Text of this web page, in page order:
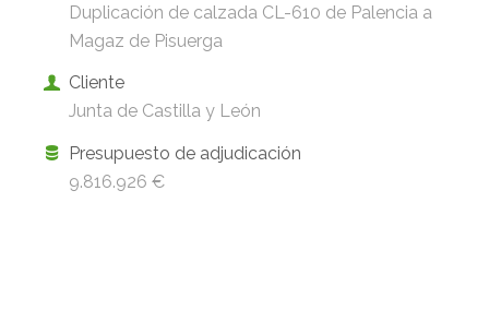
Duplicación de calzada CL-610 de Palencia a
Magaz de Pisuerga
Cliente
Junta de Castilla y León
Presupuesto de adjudicación
9.816.926 €